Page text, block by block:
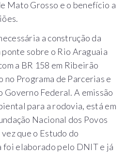
Mato Grosso e o benefício a
a construção da
sobre o Rio Araguaia
a BR 158 em Ribeirão
Programa de Parcerias e
Governo Federal. A emissão
para a rodovia, está em
Nacional dos Povos
que o Estudo do
foi elaborado pelo DNIT e já